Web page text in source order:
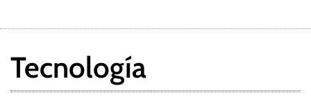
Tecnología